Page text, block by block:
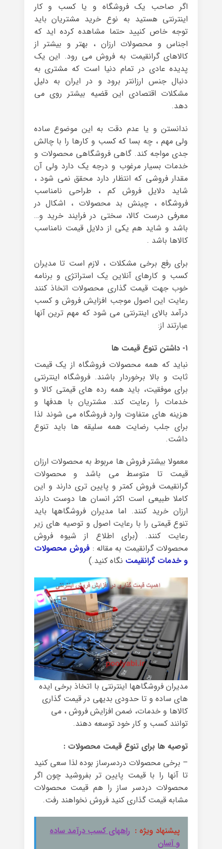
اگر صاحب یک فروشگاه و یا کسب و کار
اینترنتی هستید به نوع خرید مشتریان باید
توجه خاص کنیید حتما مشاهده کرده اید که
اجناس و محصولات ارزان ، بهتر و بیشتر از
کالاهای گرانقیمت به فروش می رود. این یک
پدیده عادی در تمام دنیا است که مشتری به
دنبال جنس ارزانتر برود و در ایران به دلیل
مشکلات اقتصادی این قضیه بیشتر روی می
دهد.
ندانستن و یا عدم دقت به این موضوع ساده
ولی مهم ، چه بسا که کسب و کارها را با چالش
جدی مواجه کند. گاهی فروشگاهی محصولات و
خدمات بسیار مرغوب و درجه یک دارد ولی آن
مقدار فروشی که انتظار دارد محقق نمی شود ،
شاید دلایل فروش کم ، طراحی نامناسب
فروشگاه ، چینش بد محصولات ، اشکال در
معرفی درست کالا، سختی در فرایند خرید و…
باشد و شاید هم یکی از دلایل قیمت نامناسب
کالاها باشد .
برای رفع برخی مشکلات ، لازم است تا مدیران
کسب و کارهای آنلاین یک استراتژی و برنامه
خوب جهت قیمت گذاری محصولات اتخاذ کنند
رعایت این اصول موجب افزایش فروش و کسب
درآمد بالای اینترنتی می شود که مهم ترین آنها
عبارتند از:
۱- داشتن تنوع قیمت ها
نباید که همه محصولات فروشگاه از یک قیمت
ثابت و بالا برخوردار باشند. فروشگاه اینترنتی
برای موفقیت، باید همه رده های قیمتی کالا و
خدمات را رعایت کند. مشتریان با هدفها و
هزینه های متفاوت وارد فروشگاه می شوند لذا
برای جلب رضایت همه سلیقه ها باید تنوع
داشت.
معمولا بیشتر فروش ها مربوط به محصولات ارزان
قیمت تا متوسط می باشد و محصولات
گرانقیمت فروش کمتر و پایین تری دارند و این
کاملا طبیعی است اکثر انسان ها دوست دارند
ارزان خرید کنند. اما مدیران فروشگاهها باید
تنوع قیمتی را با رعایت اصول و توصیه های زیر
رعایت کنند. (برای اطلاع از شیوه فروش
محصولات گرانقیمت به مقاله : فروش محصولات
و خدمات گرانقیمت نگاه کنید.)
مدیران فروشگاهها اینترنتی با اتخاذ برخی ایده
های ساده و تا حدودی بدیهی در قیمت گذاری
کالاها و خدمات، ضمن افزایش فروش ، می
توانند کسب و کار خود توسعه دهند.
توصیه ها برای تنوع قیمت محصولات :
– برخی محصولات دردسرساز بوده لذا سعی کنید
تا آنها را با قیمت پایین تر بفروشید چون اگر
محصولات دردسر ساز را هم قیمت محصولات
مشابه قیمت گذاری کنید فروش نخواهند رفت.
پیشنهاد ویژه : راههای کسب درآمد ساده
و آسان